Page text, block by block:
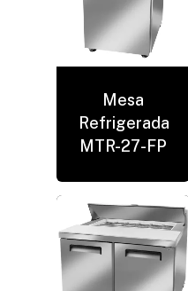
Mesa
Refrigerada
MTR-27-FP